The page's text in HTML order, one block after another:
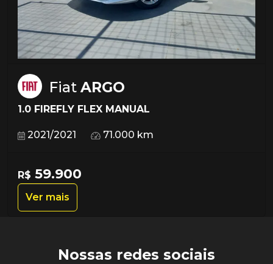
Fiat ARGO
1.0 FIREFLY FLEX MANUAL
2021/2021 71.000 km
R$ 59.900
Ver mais
Nossas redes sociais